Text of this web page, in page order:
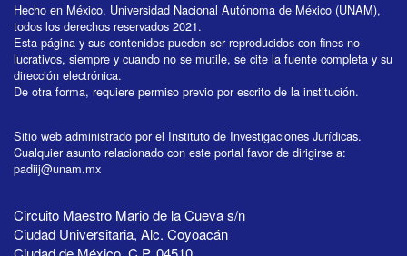
Hecho en México, Universidad Nacional Autónoma de México (UNAM),
todos los derechos reservados 2021.
Esta página y sus contenidos pueden ser reproducidos con fines no
lucrativos, siempre y cuando no se mutile, se cite la fuente completa y su
dirección electrónica.
De otra forma, requiere permiso previo por escrito de la institución.
Sitio web administrado por el Instituto de Investigaciones Jurídicas.
Cualquier asunto relacionado con este portal favor de dirigirse a:
padiij@unam.mx
Circuito Maestro Mario de la Cueva s/n
Ciudad Universitaria, Alc. Coyoacán